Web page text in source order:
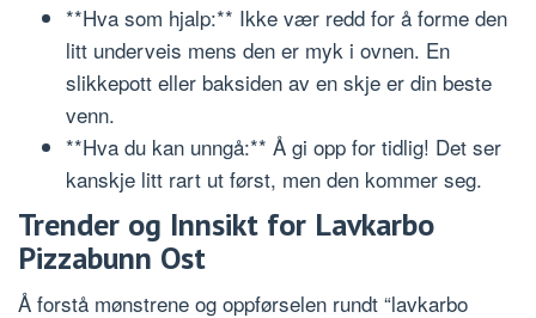
**Hva som hjalp:** Ikke vær redd for å forme den
litt underveis mens den er myk i ovnen. En
slikkepott eller baksiden av en skje er din beste
venn.
**Hva du kan unngå:** Å gi opp for tidlig! Det ser
kanskje litt rart ut først, men den kommer seg.
Trender og Innsikt for Lavkarbo
Pizzabunn Ost
Å forstå mønstrene og oppførselen rundt “lavkarbo